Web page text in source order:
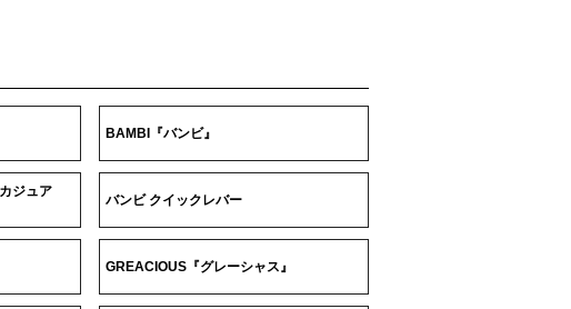
BAMBI『バンビ』
ジュア
バンビ クイックレバー
GREACIOUS『グレーシャス』